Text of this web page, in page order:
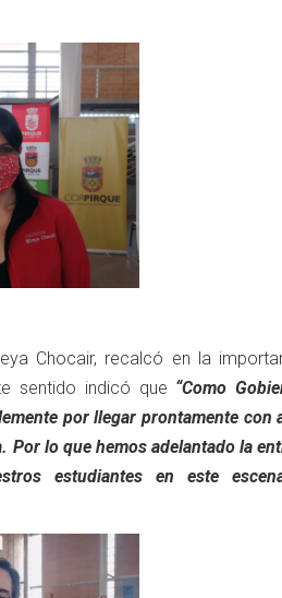
Chocair, recalcó en la
sentido indicó que “Como
por llegar prontamente con
lo que hemos adelantado la
estudiantes en este